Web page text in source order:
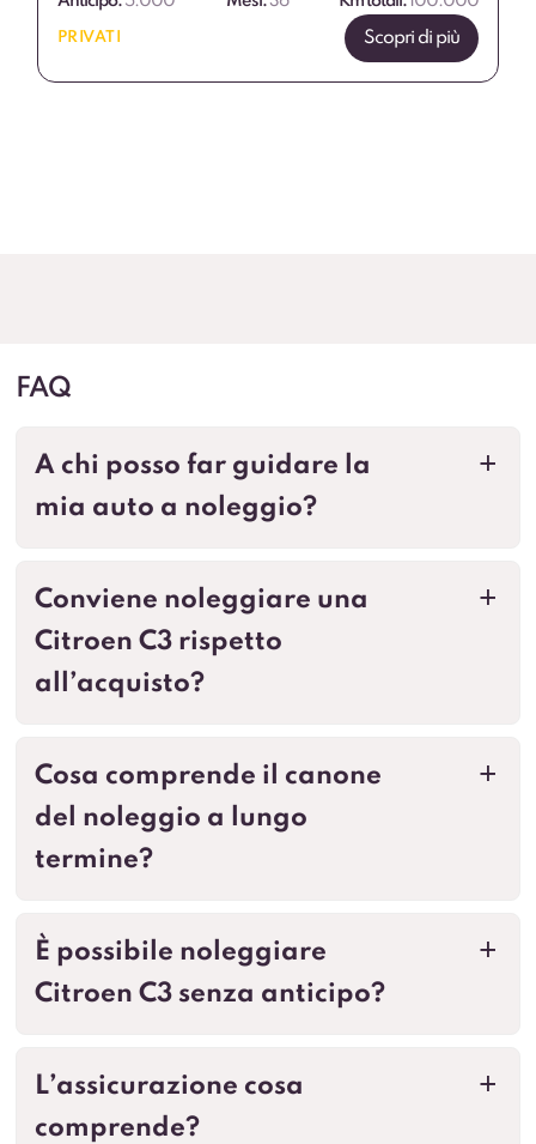
PRIVATI Scopri di più
FAQ
a
A chi posso far guidare la
mia auto a noleggio?
a
Conviene noleggiare una
Citroen C3 rispetto
all’acquisto?
a
Cosa comprende il canone
del noleggio a lungo
termine?
a
È possibile noleggiare
Citroen C3 senza anticipo?
a
L’assicurazione cosa
comprende?